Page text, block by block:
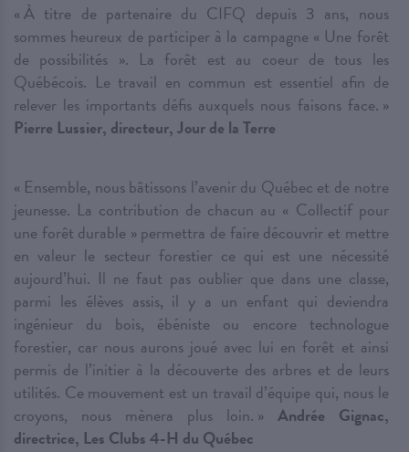
« À titre de partenaire du CIFQ depuis 3 ans, nous
sommes heureux de participer à la campagne « Une forêt
de possibilités ». La forêt est au coeur de tous les
Québécois. Le travail en commun est essentiel afin de
relever les importants défis auxquels nous faisons face. »
Pierre Lussier, directeur, Jour de la Terre
« Ensemble, nous bâtissons l’avenir du Québec et de notre
jeunesse. La contribution de chacun au « Collectif pour
une forêt durable » permettra de faire découvrir et mettre
en valeur le secteur forestier ce qui est une nécessité
aujourd’hui. Il ne faut pas oublier que dans une classe,
parmi les élèves assis, il y a un enfant qui deviendra
ingénieur du bois, ébéniste ou encore technologue
forestier, car nous aurons joué avec lui en forêt et ainsi
permis de l’initier à la découverte des arbres et de leurs
utilités. Ce mouvement est un travail d’équipe qui, nous le
croyons, nous mènera plus loin. » Andrée Gignac,
directrice, Les Clubs 4-H du Québec